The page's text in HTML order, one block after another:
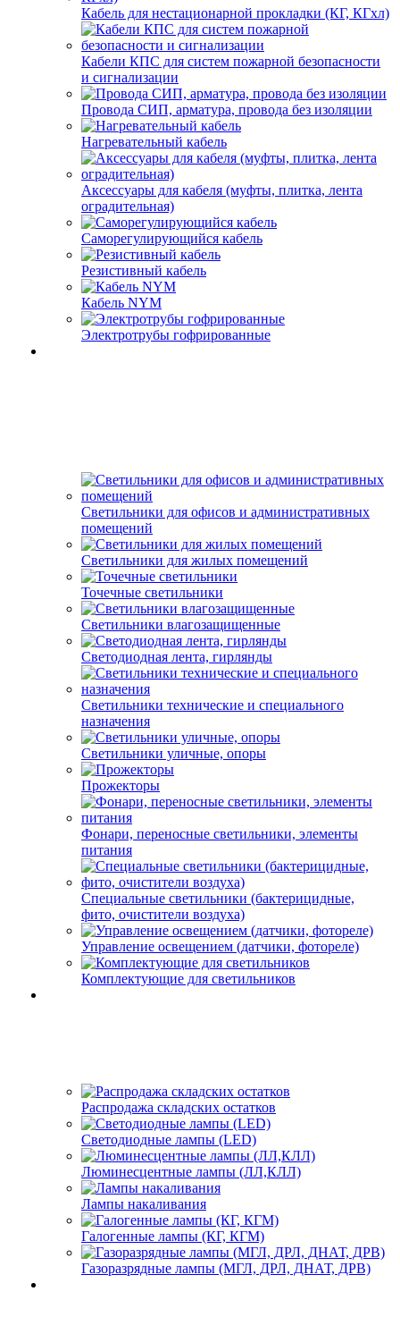
Кабель для нестационарной прокладки (КГ, КГхл)
Кабели КПС для систем пожарной безопасности
и сигнализации
Провода СИП, арматура, провода без изоляции
Нагревательный кабель
Аксессуары для кабеля (муфты, плитка, лента
оградительная)
Саморегулирующийся кабель
Резистивный кабель
Кабель NYM
Электротрубы гофрированные
Светильники для офисов и административных
помещений
Светильники для жилых помещений
Точечные светильники
Светильники влагозащищенные
Светодиодная лента, гирлянды
Светильники технические и специального
назначения
Светильники уличные, опоры
Прожекторы
Фонари, переносные светильники, элементы
питания
Специальные светильники (бактерицидные,
фито, очистители воздуха)
Управление освещением (датчики, фотореле)
Комплектующие для светильников
Распродажа складских остатков
Светодиодные лампы (LED)
Люминесцентные лампы (ЛЛ,КЛЛ)
Лампы накаливания
Галогенные лампы (КГ, КГМ)
Газоразрядные лампы (МГЛ, ДРЛ, ДНАТ, ДРВ)